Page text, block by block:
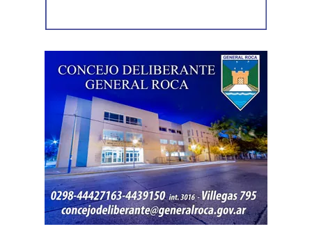
vida, como las tarifas de transporte, telefonía celular,
internet, luz y gas. Todo eso produjo una caída del salario
que tiene un impacto directo e indirecto sobre las
«Estamos viviendo una brutal disputa por el tiempo.
Mientras la reforma laboral ataca una de las conquistas
fundacionales como la jornada de 8 horas, instalando un
banco de horas flexible, que borra los límites entre lo
personal y lo laboral, debemos recurrir a varios empleos
para poder sostener la vida», dijo Chevalier y subrayó